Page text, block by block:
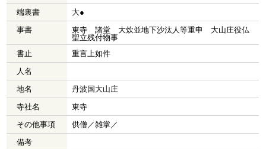
端裏書
大●
事書
東寺 諸堂 大炊並地下沙汰人等重申 大山庄役仏
聖立残付物事
書止
重言上如件
人名
地名
丹波国大山庄
寺社名
東寺
その他事項
供僧／雑掌／
備考